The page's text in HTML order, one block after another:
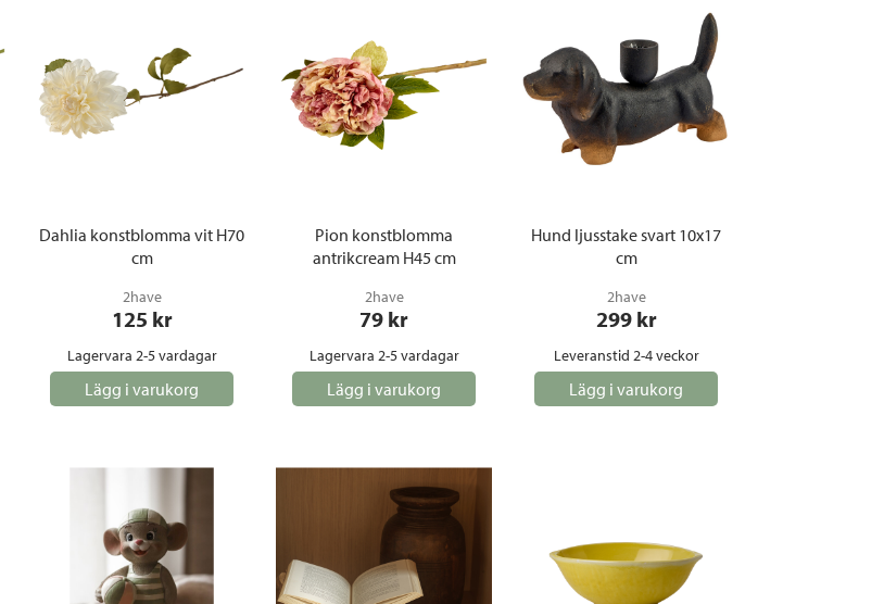
Dahlia konstblomma vit H70
cm
2have
125 kr
Lagervara 2-5 vardagar
Lägg i varukorg
Pion konstblomma
antrikcream H45 cm
2have
79 kr
Lagervara 2-5 vardagar
Lägg i varukorg
Hund ljusstake svart 10x17
cm
2have
299 kr
Leveranstid 2-4 veckor
Lägg i varukorg